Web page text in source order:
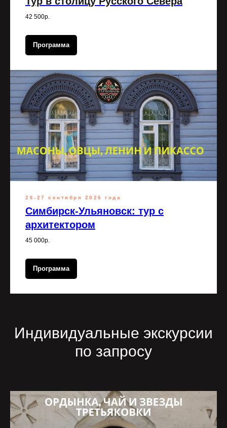
42 500р.
Программа
26-27 сентября 2026 года
Симбирск-Ульяновск: тур с
архитектором
45 000р.
Программа
Индивидуальные экскурсии
по запросу